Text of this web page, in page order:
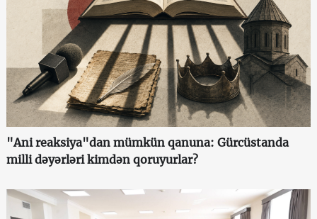
"Ani reaksiya"dan mümkün qanuna: Gürcüstanda
milli dəyərləri kimdən qoruyurlar?